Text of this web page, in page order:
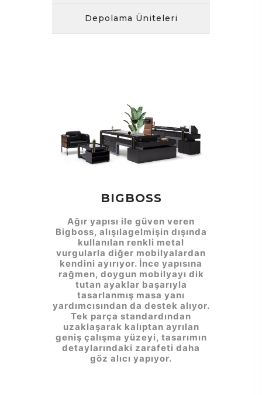
Depolama Üniteleri
BIGBOSS
Ağır yapısı ile güven veren
Bigboss, alışılagelmişin dışında
kullanılan renkli metal
vurgularla diğer mobilyalardan
kendini ayırıyor. İnce yapısına
rağmen, doygun mobilyayı dik
tutan ayaklar başarıyla
tasarlanmış masa yanı
yardımcısından da destek alıyor.
Tek parça standardından
uzaklaşarak kalıptan ayrılan
geniş çalışma yüzeyi, tasarımın
detaylarındaki zarafeti daha
göz alıcı yapıyor.